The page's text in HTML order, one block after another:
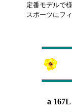
定番モデルで
スポーツにフ
a 167L